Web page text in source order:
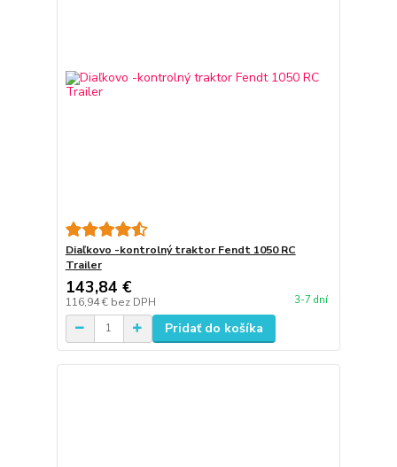
Diaľkovo -kontrolný traktor Fendt 1050 RC
Trailer
143,84 €
116,94 € bez DPH 3-7 dní
Pridať do košíka